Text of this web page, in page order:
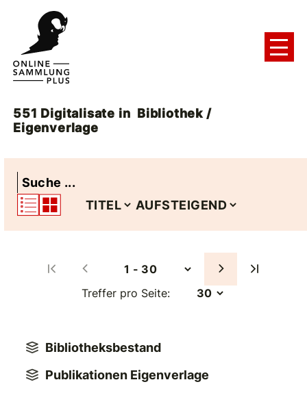
551 Digitalisate in Bibliothek /
Eigenverlage
Treffer pro Seite:
Bibliotheksbestand
Publikationen Eigenverlage